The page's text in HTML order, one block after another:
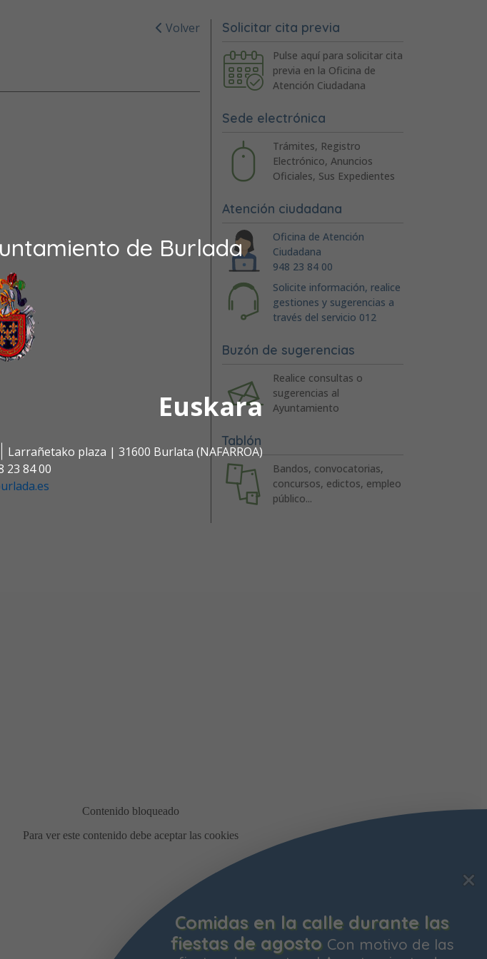
de Burlada
Euskara
Larrañetako plaza | 31600 Burlata (NAFARROA)
23 84 00
Comidas en la calle durante las
fiestas de agosto Con motivo de las
Volver Solicitar cita previa
Pulse aquí para solicitar cita
previa en la Oficina de
Atención Ciudadana
Sede electrónica
Trámites, Registro
Electrónico, Anuncios
Oficiales, Sus Expedientes
Atención ciudadana
Oficina de Atención
Ciudadana
948 23 84 00
Solicite información, realice
gestiones y sugerencias a
través del servicio 012
Buzón de sugerencias
Realice consultas o
sugerencias al
Ayuntamiento
Tablón
Bandos, convocatorias,
concursos, edictos, empleo
público...